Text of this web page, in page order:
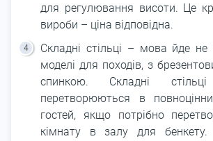
для регулювання висоти. Це
вироби – ціна відповідна.
Складні стільці – мова йде не
моделі для походів, з
спинкою. Складні
перетворюються в
гостей, якщо потрібно
кімнату в залу для бенкету.